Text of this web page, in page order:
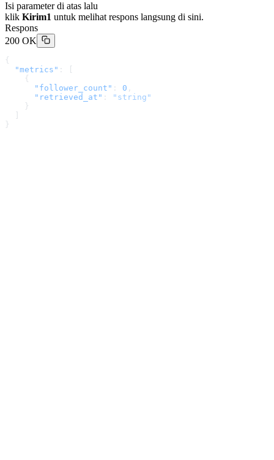
Isi parameter di atas lalu
klik Kirim1 untuk melihat respons langsung di sini.
Respons
200 OK
{
  "metrics"
: [
    {
      "follower_count"
: 0 ,
      "retrieved_at"
:
"string"
    }
}